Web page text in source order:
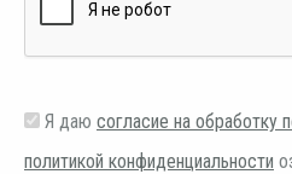
Я даю согласие на обработку
политикой конфиденциальности